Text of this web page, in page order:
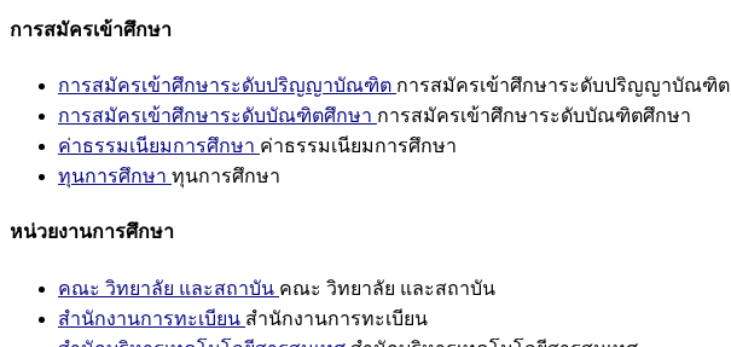
การสมัครเข้าศึกษา
การสมัครเข้าศึกษาระดับปริญญาบัณฑิต การสมัครเข้าศึกษาระดับปริญญาบัณฑิต
การสมัครเข้าศึกษาระดับบัณฑิตศึกษา การสมัครเข้าศึกษาระดับบัณฑิตศึกษา
ค่าธรรมเนียมการศึกษา ค่าธรรมเนียมการศึกษา
ทุนการศึกษา ทุนการศึกษา
หน่วยงานการศึกษา
คณะ วิทยาลัย และสถาบัน คณะ วิทยาลัย และสถาบัน
สำนักงานการทะเบียน สำนักงานการทะเบียน